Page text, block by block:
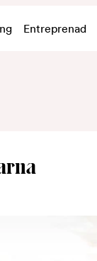
Entreprenad